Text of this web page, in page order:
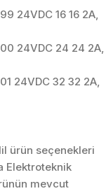
24VDC 16 16 2A,
24VDC 24 24 2A,
24VDC 32 32 2A,
ürün seçenekleri
Elektroteknik
mevcut